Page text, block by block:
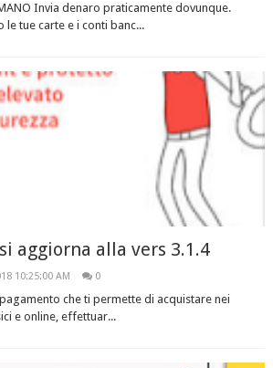
MANO Invia denaro praticamente dovunque.
le tue carte e i conti banc...
aggiorna alla vers 3.1.4
10:25:00 AM 0
che ti permette di acquistare nei
e online, effettuar...